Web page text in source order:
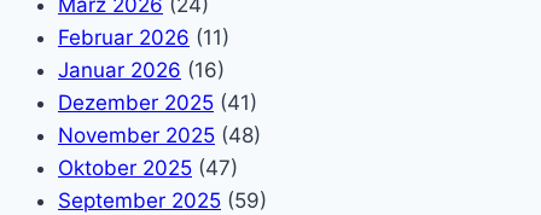
März 2026 (24)
Februar 2026 (11)
Januar 2026 (16)
Dezember 2025 (41)
November 2025 (48)
Oktober 2025 (47)
September 2025 (59)